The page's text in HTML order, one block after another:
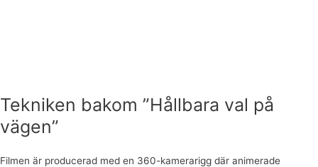
Tekniken bakom ”Hållbara val på
vägen”
Filmen är producerad med en 360-kamerarigg där animerade